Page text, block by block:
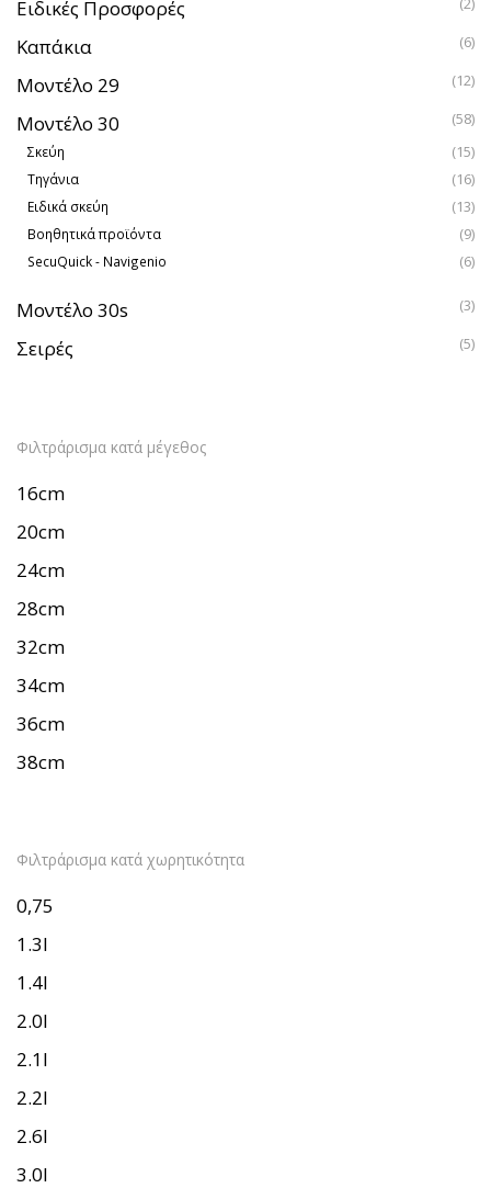
Ειδικές Προσφορές
Καπάκια (6)
Μοντέλο 29 (12)
Μοντέλο 30 (58)
Σκεύη (15)
Τηγάνια (16)
Ειδικά σκεύη (13)
Βοηθητικά προϊόντα (9)
SecuQuick - Navigenio (6)
Μοντέλο 30s (3)
Σειρές (5)
Φιλτράρισμα κατά μέγεθος
16cm
20cm
24cm
28cm
32cm
34cm
36cm
38cm
Φιλτράρισμα κατά χωρητικότητα
0,75
1.3l
1.4l
2.0l
2.1l
2.2l
2.6l
3.0l